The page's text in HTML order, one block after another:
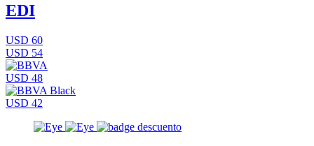
EDI
USD 60
USD 54
USD 48
USD 42